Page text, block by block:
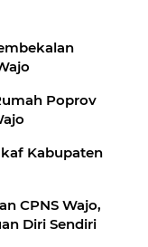
Poprov
Kabupaten
CPNS Wajo,
Diri Sendiri